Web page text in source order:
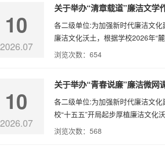
10
2026.07
关于举办“清章载道”廉洁文学
各二级单位:为加强新时代廉洁文
廉洁文化沃土，根据学校2026年“
浏览次数： 654
10
2026.07
关于举办“青春说廉”廉洁微网
各二级单位:为加强新时代廉洁文
校“十五五”开局起步厚植廉洁文化
浏览次数： 568